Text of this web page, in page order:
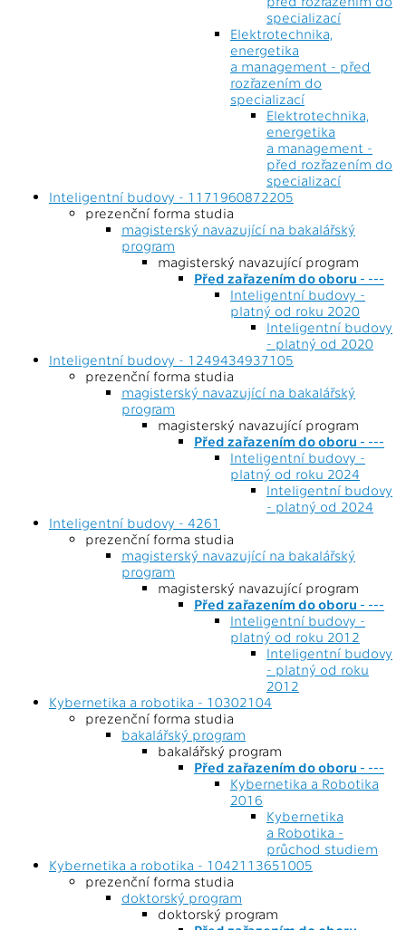
specializací
Elektrotechnika,
energetika
a management - před
rozřazením do
specializací
Elektrotechnika,
energetika
a management -
před rozřazením do
specializací
Inteligentní budovy - 1171960872205
prezenční forma studia
magisterský navazující na bakalářský
program
magisterský navazující program
Před zařazením do oboru - ---
Inteligentní budovy -
platný od roku 2020
Inteligentní budovy
- platný od 2020
Inteligentní budovy - 1249434937105
prezenční forma studia
magisterský navazující na bakalářský
program
magisterský navazující program
Před zařazením do oboru - ---
Inteligentní budovy -
platný od roku 2024
Inteligentní budovy
- platný od 2024
Inteligentní budovy - 4261
prezenční forma studia
magisterský navazující na bakalářský
program
magisterský navazující program
Před zařazením do oboru - ---
Inteligentní budovy -
platný od roku 2012
Inteligentní budovy
- platný od roku
2012
Kybernetika a robotika - 10302104
prezenční forma studia
bakalářský program
bakalářský program
Před zařazením do oboru - ---
Kybernetika a Robotika
2016
Kybernetika
a Robotika -
průchod studiem
Kybernetika a robotika - 1042113651005
prezenční forma studia
doktorský program
doktorský program